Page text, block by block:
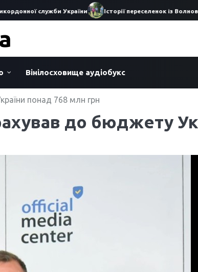
служби України Історії переселенок із
Вінілосховище аудіобукс
понад 768 млн грн
до бюджету